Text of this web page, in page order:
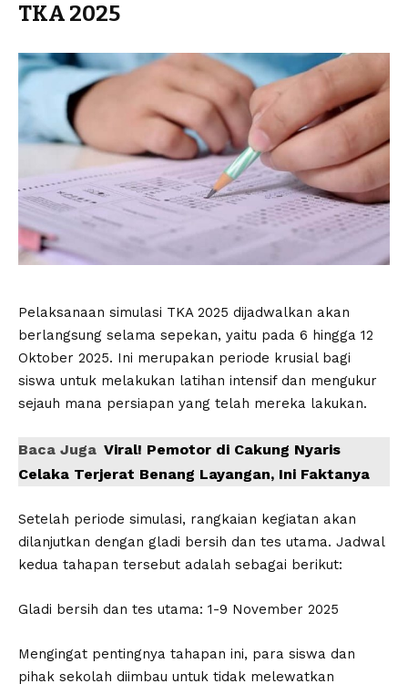
TKA 2025
Pelaksanaan simulasi TKA 2025 dijadwalkan akan
berlangsung selama sepekan, yaitu pada 6 hingga 12
Oktober 2025. Ini merupakan periode krusial bagi
siswa untuk melakukan latihan intensif dan mengukur
sejauh mana persiapan yang telah mereka lakukan.
Baca Juga Viral! Pemotor di Cakung Nyaris
Celaka Terjerat Benang Layangan, Ini Faktanya
Setelah periode simulasi, rangkaian kegiatan akan
dilanjutkan dengan gladi bersih dan tes utama. Jadwal
kedua tahapan tersebut adalah sebagai berikut:
Gladi bersih dan tes utama: 1-9 November 2025
Mengingat pentingnya tahapan ini, para siswa dan
pihak sekolah diimbau untuk tidak melewatkan